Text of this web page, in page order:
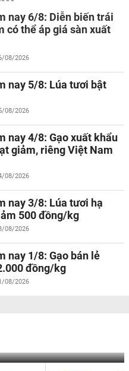
nay 6/8: Diễn biến trái
có thể áp giá sàn xuất
08/2026
nay 5/8: Lúa tươi bật
08/2026
nay 4/8: Gạo xuất khẩu
giảm, riêng Việt Nam
08/2026
nay 3/8: Lúa tươi hạ
500 đồng/kg
08/2026
nay 1/8: Gạo bán lẻ
đồng/kg
08/2026